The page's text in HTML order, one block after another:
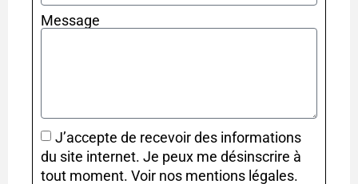
Message
J’accepte de recevoir des informations
du site internet. Je peux me désinscrire à
tout moment. Voir nos mentions légales.